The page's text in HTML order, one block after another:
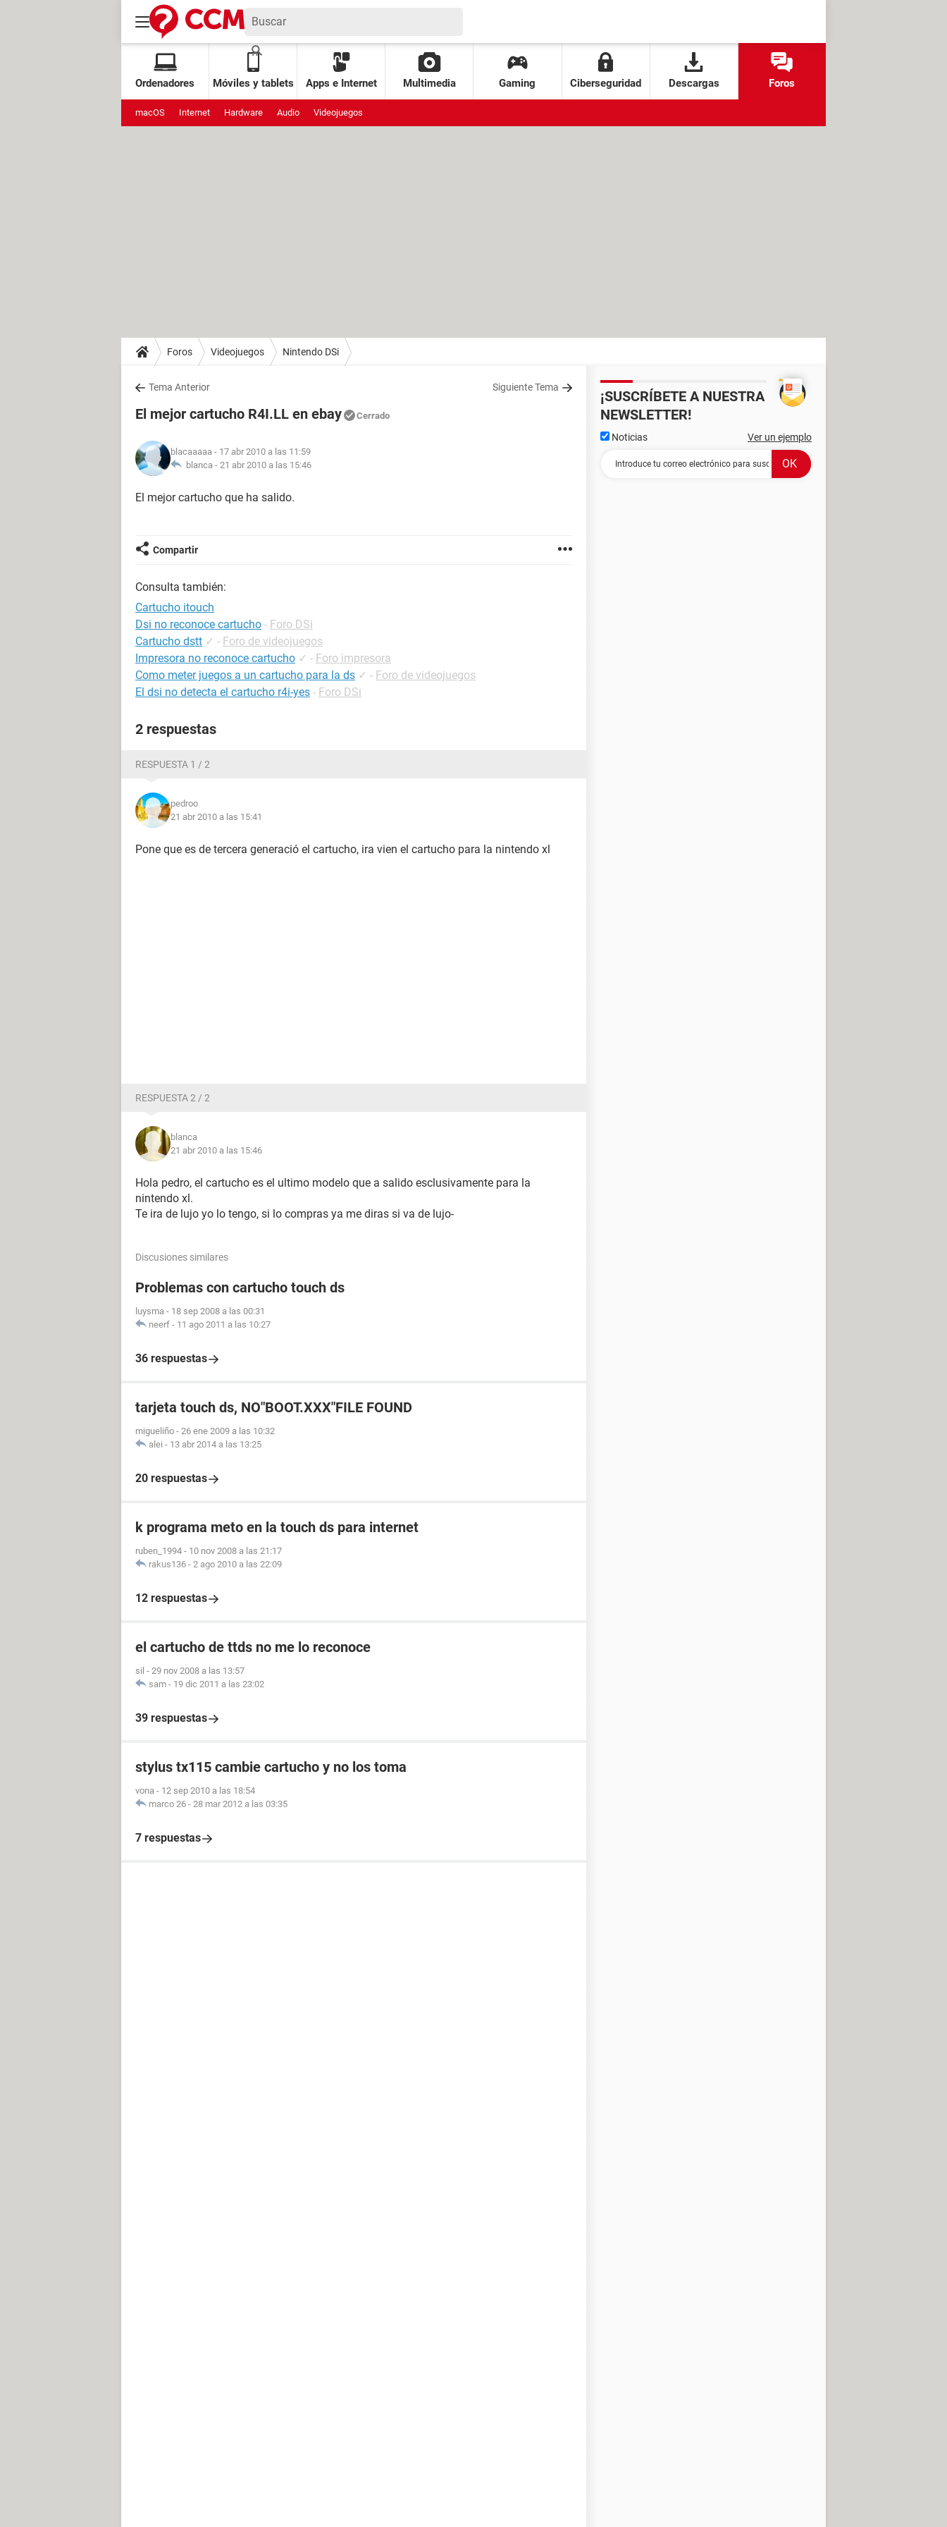
Ordenadores Móviles y tablets Apps e Internet Multimedia Gaming Ciberseguridad Descargas Foros
macOS Internet Hardware Audio Videojuegos
Foros Videojuegos Nintendo DSi
Tema Anterior Siguiente Tema
El mejor cartucho R4I.LL en ebay Cerrado
blacaaaaa - 17 abr 2010 a las 11:59
blanca - 21 abr 2010 a las 15:46
El mejor cartucho que ha salido.
Compartir
Consulta también:
Cartucho itouch
Dsi no reconoce cartucho - Foro DSi
Cartucho dstt ✓ - Foro de videojuegos
Impresora no reconoce cartucho ✓ - Foro impresora
Como meter juegos a un cartucho para la ds ✓ - Foro de videojuegos
El dsi no detecta el cartucho r4i-yes - Foro DSi
2 respuestas
RESPUESTA 1 / 2
pedroo
21 abr 2010 a las 15:41
Pone que es de tercera generació el cartucho, ira vien el cartucho para la nintendo xl
RESPUESTA 2 / 2
blanca
21 abr 2010 a las 15:46
Hola pedro, el cartucho es el ultimo modelo que a salido esclusivamente para la
nintendo xl.
Te ira de lujo yo lo tengo, si lo compras ya me diras si va de lujo-
Discusiones similares
Problemas con cartucho touch ds
luysma - 18 sep 2008 a las 00:31
neerf - 11 ago 2011 a las 10:27
36 respuestas
tarjeta touch ds, NO"BOOT.XXX"FILE FOUND
migueliño - 26 ene 2009 a las 10:32
alei - 13 abr 2014 a las 13:25
20 respuestas
k programa meto en la touch ds para internet
ruben_1994 - 10 nov 2008 a las 21:17
rakus136 - 2 ago 2010 a las 22:09
12 respuestas
el cartucho de ttds no me lo reconoce
sil - 29 nov 2008 a las 13:57
sam - 19 dic 2011 a las 23:02
39 respuestas
stylus tx115 cambie cartucho y no los toma
vona - 12 sep 2010 a las 18:54
marco 26 - 28 mar 2012 a las 03:35
7 respuestas
¡SUSCRÍBETE A NUESTRA
NEWSLETTER!
Noticias Ver un ejemplo